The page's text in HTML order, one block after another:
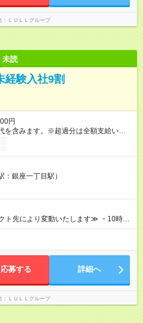
※超過分は全額支給いたします。 みな
修期間中（最大12ヶ月間）も、試用期
ＬＵＬＬグループ
未読
経験入社9割
円
を含みます。※超過分は全額支給いたし
円／月 みなし残業時間 12時間／月 -
≪経験者の方は以下と
費＋各種手当 ※固定残業代（30時間/6
超過分は追加支給いたします 能力やス
定。経験者の方は前給考慮も可能で
与で還元しています。 実際にほぼ全員
だけ、収入アップも目指せる環境で
と異なる部分があります。 雇用形態：
与：月給 230,000円以上 上記額にはみ
※超過分は全額支給いたします。 みな
修期間中（最大12ヶ月間）も、試用期
銀座一丁目駅）
ト先により変動いたします≫ ・10時00
間） ・9時00分～18時00分（休憩1時
間を楽しむ社員も多くいます◎
応募する 詳細へ
ＬＵＬＬグループ